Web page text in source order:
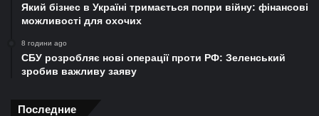
Який бізнес в Україні тримається попри війну: фінансові
можливості для охочих
8 години ago
СБУ розробляє нові операції проти РФ: Зеленський
зробив важливу заяву
Последние